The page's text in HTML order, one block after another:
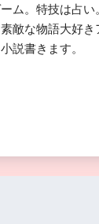
ム。特技は占い
敵な物語大好
説書きます。